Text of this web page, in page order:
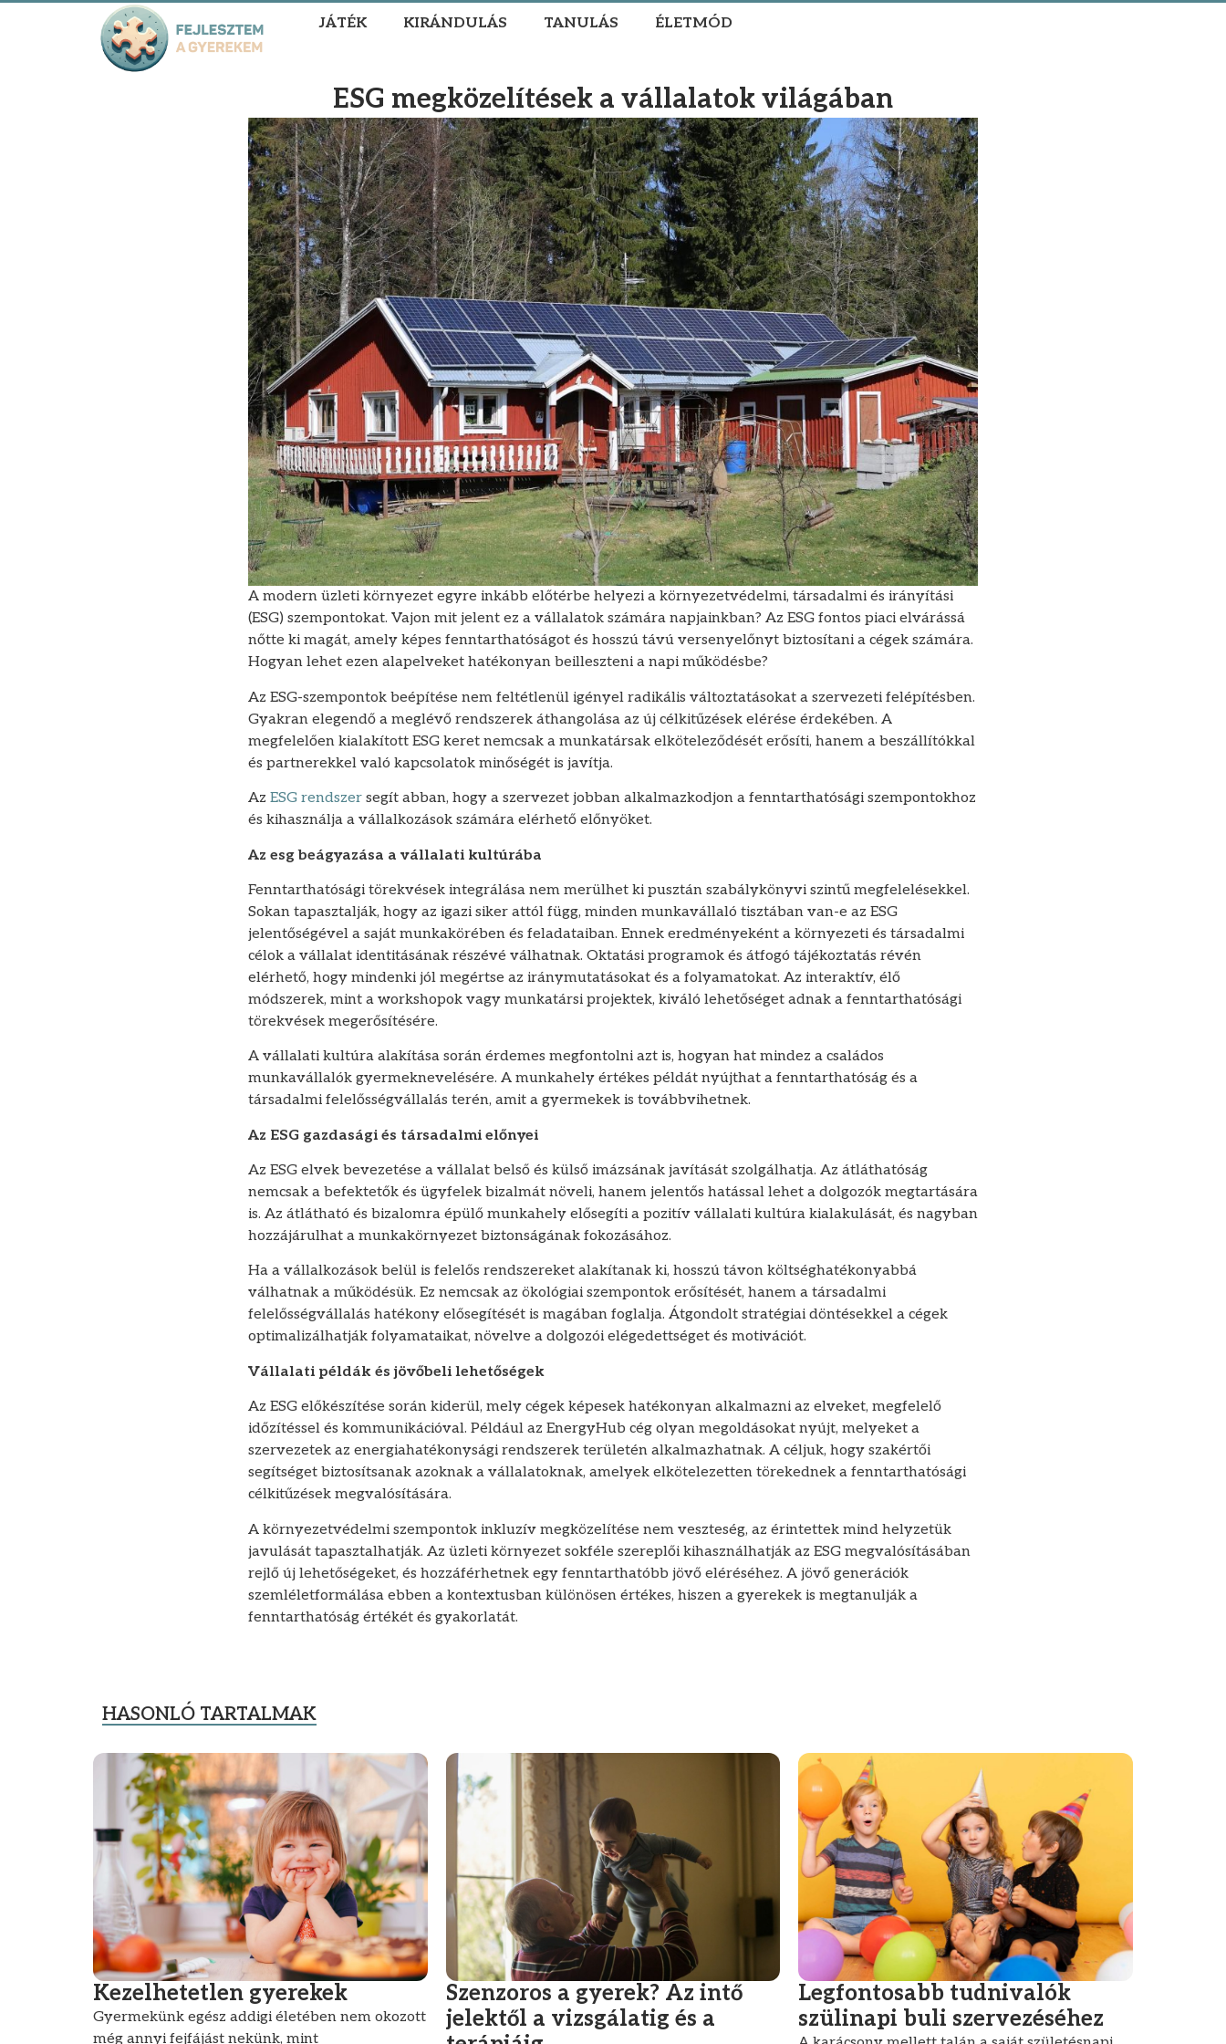
JÁTÉK KIRÁNDULÁS TANULÁS ÉLETMÓD
ESG megközelítések a vállalatok világában
A modern üzleti környezet egyre inkább előtérbe helyezi a környezetvédelmi, társadalmi és irányítási
(ESG) szempontokat. Vajon mit jelent ez a vállalatok számára napjainkban? Az ESG fontos piaci elvárássá
nőtte ki magát, amely képes fenntarthatóságot és hosszú távú versenyelőnyt biztosítani a cégek számára.
Hogyan lehet ezen alapelveket hatékonyan beilleszteni a napi működésbe?
Az ESG-szempontok beépítése nem feltétlenül igényel radikális változtatásokat a szervezeti felépítésben.
Gyakran elegendő a meglévő rendszerek áthangolása az új célkitűzések elérése érdekében. A
megfelelően kialakított ESG keret nemcsak a munkatársak elköteleződését erősíti, hanem a beszállítókkal
és partnerekkel való kapcsolatok minőségét is javítja.
Az ESG rendszer segít abban, hogy a szervezet jobban alkalmazkodjon a fenntarthatósági szempontokhoz
és kihasználja a vállalkozások számára elérhető előnyöket.
Az esg beágyazása a vállalati kultúrába
Fenntarthatósági törekvések integrálása nem merülhet ki pusztán szabálykönyvi szintű megfelelésekkel.
Sokan tapasztalják, hogy az igazi siker attól függ, minden munkavállaló tisztában van-e az ESG
jelentőségével a saját munkakörében és feladataiban. Ennek eredményeként a környezeti és társadalmi
célok a vállalat identitásának részévé válhatnak. Oktatási programok és átfogó tájékoztatás révén
elérhető, hogy mindenki jól megértse az iránymutatásokat és a folyamatokat. Az interaktív, élő
módszerek, mint a workshopok vagy munkatársi projektek, kiváló lehetőséget adnak a fenntarthatósági
törekvések megerősítésére.
A vállalati kultúra alakítása során érdemes megfontolni azt is, hogyan hat mindez a családos
munkavállalók gyermeknevelésére. A munkahely értékes példát nyújthat a fenntarthatóság és a
társadalmi felelősségvállalás terén, amit a gyermekek is továbbvihetnek.
Az ESG gazdasági és társadalmi előnyei
Az ESG elvek bevezetése a vállalat belső és külső imázsának javítását szolgálhatja. Az átláthatóság
nemcsak a befektetők és ügyfelek bizalmát növeli, hanem jelentős hatással lehet a dolgozók megtartására
is. Az átlátható és bizalomra épülő munkahely elősegíti a pozitív vállalati kultúra kialakulását, és nagyban
hozzájárulhat a munkakörnyezet biztonságának fokozásához.
Ha a vállalkozások belül is felelős rendszereket alakítanak ki, hosszú távon költséghatékonyabbá
válhatnak a működésük. Ez nemcsak az ökológiai szempontok erősítését, hanem a társadalmi
felelősségvállalás hatékony elősegítését is magában foglalja. Átgondolt stratégiai döntésekkel a cégek
optimalizálhatják folyamataikat, növelve a dolgozói elégedettséget és motivációt.
Vállalati példák és jövőbeli lehetőségek
Az ESG előkészítése során kiderül, mely cégek képesek hatékonyan alkalmazni az elveket, megfelelő
időzítéssel és kommunikációval. Például az EnergyHub cég olyan megoldásokat nyújt, melyeket a
szervezetek az energiahatékonysági rendszerek területén alkalmazhatnak. A céljuk, hogy szakértői
segítséget biztosítsanak azoknak a vállalatoknak, amelyek elkötelezetten törekednek a fenntarthatósági
célkitűzések megvalósítására.
A környezetvédelmi szempontok inkluzív megközelítése nem veszteség, az érintettek mind helyzetük
javulását tapasztalhatják. Az üzleti környezet sokféle szereplői kihasználhatják az ESG megvalósításában
rejlő új lehetőségeket, és hozzáférhetnek egy fenntarthatóbb jövő eléréséhez. A jövő generációk
szemléletformálása ebben a kontextusban különösen értékes, hiszen a gyerekek is megtanulják a
fenntarthatóság értékét és gyakorlatát.
HASONLÓ TARTALMAK
Kezelhetetlen gyerekek
Gyermekünk egész addigi életében nem okozott
még annyi fejfájást nekünk, mint
Szenzoros a gyerek? Az intő
jelektől a vizsgálatig és a
Legfontosabb tudnivalók
szülinapi buli szervezéséhez